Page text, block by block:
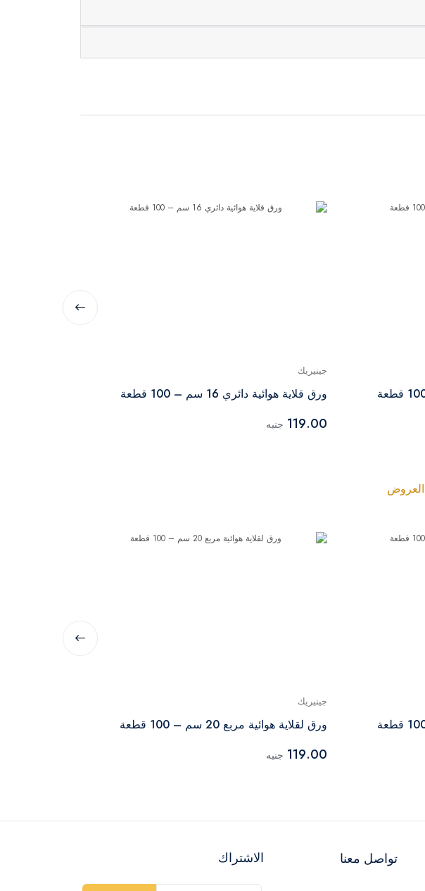
جينيريك
ورق قلاية هوائية دائري 16 سم – 100 قطعة
119.00 جنيه
جينيريك
ورق لقلاية هوائية مربع 20 سم – 100 قطعة
119.00 جنيه
تواصل معنا الاشتراك